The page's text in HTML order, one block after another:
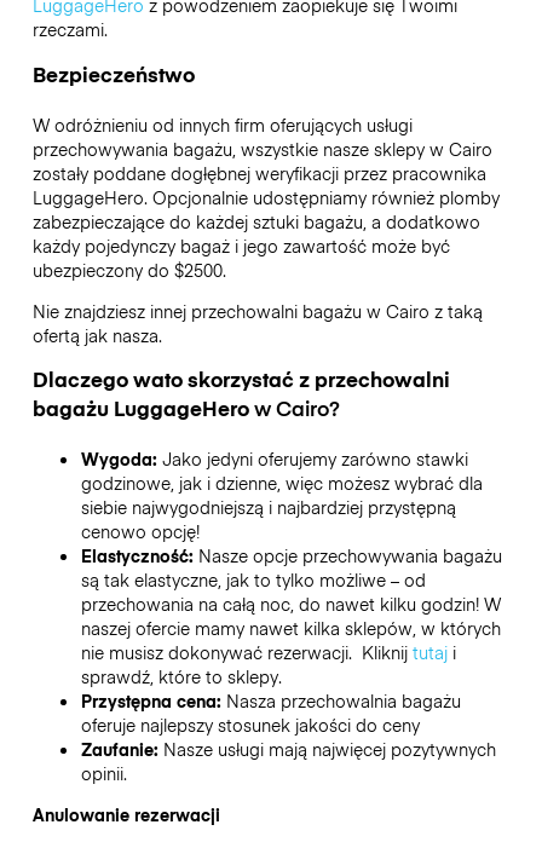
LuggageHero z powodzeniem zaopiekuje się Twoimi
rzeczami.
Bezpieczeństwo
W odróżnieniu od innych firm oferujących usługi
przechowywania bagażu, wszystkie nasze sklepy w Cairo
zostały poddane dogłębnej weryfikacji przez pracownika
LuggageHero. Opcjonalnie udostępniamy również plomby
zabezpieczające do każdej sztuki bagażu, a dodatkowo
każdy pojedynczy bagaż i jego zawartość może być
ubezpieczony do $2500.
Nie znajdziesz innej przechowalni bagażu w Cairo z taką
ofertą jak nasza.
Dlaczego wato skorzystać z przechowalni
bagażu LuggageHerowCairo?
Wygoda: Jako jedyni oferujemy zarówno stawki
godzinowe, jak i dzienne, więc możesz wybrać dla
siebie najwygodniejszą i najbardziej przystępną
cenowo opcję!
Elastyczność: Nasze opcje przechowywania bagażu
są tak elastyczne, jak to tylko możliwe – od
przechowania na całą noc, do nawet kilku godzin! W
naszej ofercie mamy nawet kilka sklepów, w których
nie musisz dokonywać rezerwacji. Kliknij tutaji
sprawdź, które to sklepy.
Przystępna cena: Nasza przechowalnia bagażu
oferuje najlepszy stosunek jakości do ceny
Zaufanie: Nasze usługi mają najwięcej pozytywnych
opinii.
Anulowanie rezerwacji